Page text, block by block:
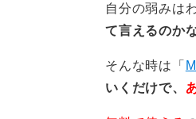
自分の弱みは
て言えるのか
そんな時は「
いくだけで、